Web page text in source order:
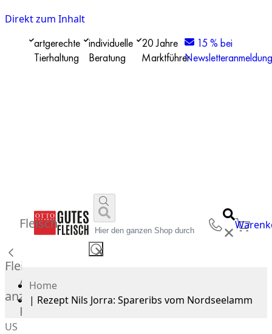
Direkt zum Inhalt
artgerechte
Tierhaltung
individuelle
Beratung
20 Jahre
Marktführer
15 % bei
Newsletteranmeldung
✕
✕
Fleisch
Fleisch
Alle
anzeigen
Rind
US
Home
| Rezept Nils Jorra: Spareribs vom Nordseelamm